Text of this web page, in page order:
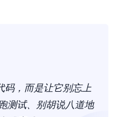
码，而是让它别忘上
测试、别胡说八道地